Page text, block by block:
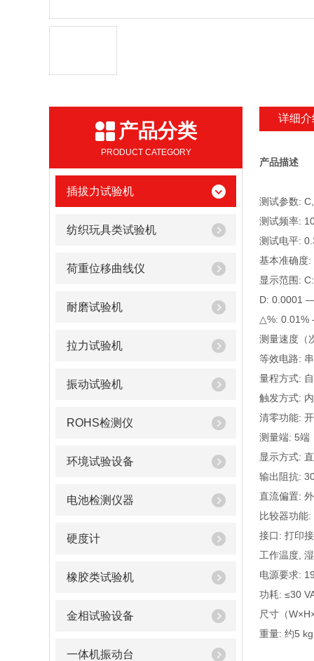
产品分类
PRODUCT CATEGORY
插拔力试验机
纺织玩具类试验机
荷重位移曲线仪
耐磨试验机
拉力试验机
振动试验机
ROHS检测仪
环境试验设备
电池检测仪器
硬度计
橡胶类试验机
金相试验设备
一体机振动台
详细介
产品描述
测试参数:
测试频率:
测试电平:
基本准确度:
显示范围:
D: 0.0001
△%: 0.01%
测量速度（
等效电路:
量程方式:
触发方式:
清零功能:
测量端: 5端
显示方式:
输出阻抗:
直流偏置:
比较器功能
接口: 打印
工作温度,
电源要求:
功耗: ≤30
尺寸（
重量: 约5 kg